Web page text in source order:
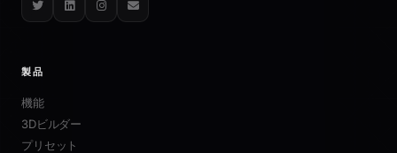
TwitterLinkedInInstagram
Email
製品
機能
3Dビルダー
プリセット